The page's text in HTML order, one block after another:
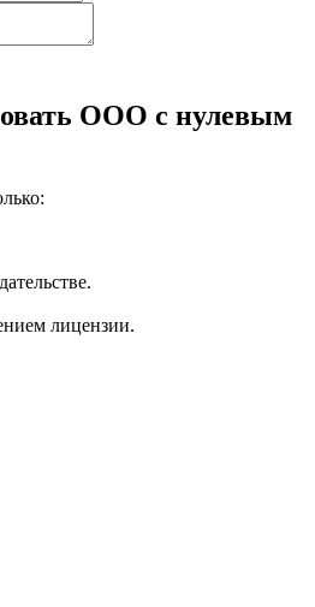
ООО с нулевым
лицензии.